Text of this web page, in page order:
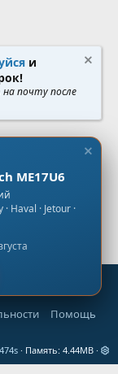
Помощь
Память 4.44MB
и
почту после
ME17U6
· Haval · Jetour ·